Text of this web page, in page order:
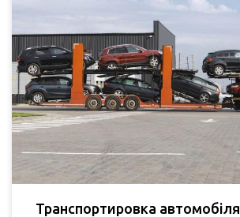
Транспортировка автомобіля,